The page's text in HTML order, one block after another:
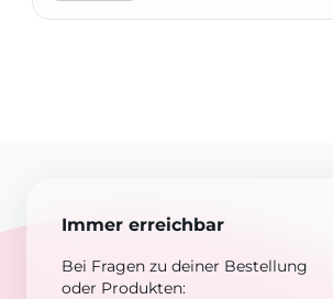
Immer erreichbar
Bei Fragen zu deiner Bestellung
oder Produkten: